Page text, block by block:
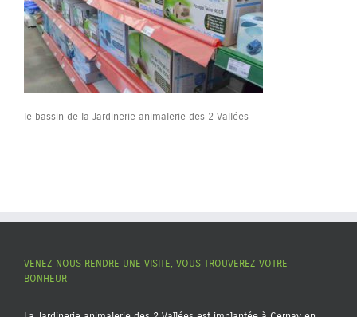
le bassin de la Jardinerie animalerie des 2 Vallées
VENEZ NOUS RENDRE UNE VISITE, VOUS TROUVEREZ VOTRE
BONHEUR